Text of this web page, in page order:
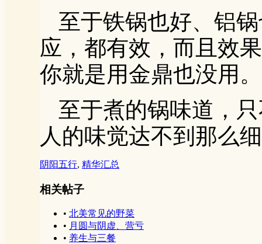
至于铁锅也好、铝
应，都有效，而且效
你就是用金鼎也没用。
至于煮的锅味道，
人的味觉达不到那么
阴阳五行, 精华汇总
相关帖子
• 北美常见的野菜
• 月圆与阴虚、营亏
• 养生与三餐